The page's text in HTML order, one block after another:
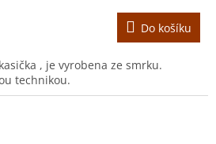
Do košíku
, je vyrobena ze smrku.
technikou.